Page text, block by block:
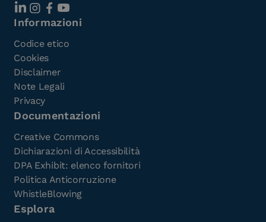
Informazioni
Codice etico
Cookies
Disclaimer
Note Legali
Privacy
Documentazioni
Creative Commons
Dichiarazioni di Accessibilità
DPA Exhibit: elenco fornitori
Politica Anticorruzione
WhistleBlowing
Esplora